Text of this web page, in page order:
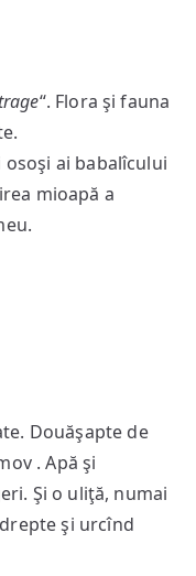
“. Flora şi fauna
osoşi ai babalîcului
mioapă a
Douăşapte de
. Apă şi
Şi o uliţă, numai
şi urcînd